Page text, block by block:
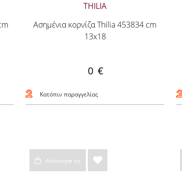
THILIA
Ασημένια κορνίζα Thilia 453834 cm
13x18
0 €
Κατόπιν παραγγελίας
Απόκτησε το